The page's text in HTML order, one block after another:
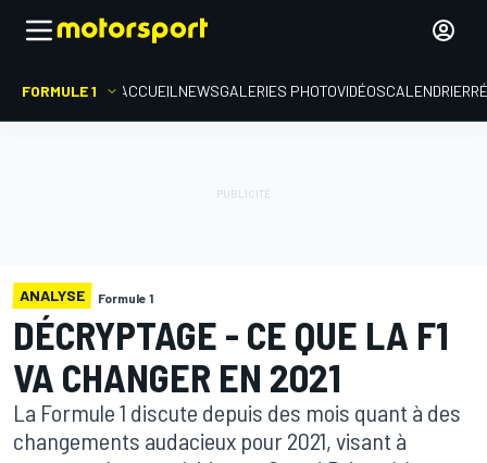
FORMULE 1 ACCUEIL NEWSGALERIES PHOTOVIDÉOSCALENDRIER
ANALYSE Formule 1
DÉCRYPTAGE - CE QUE LA F1
VA CHANGER EN 2021
La Formule 1 discute depuis des mois quant à des
changements audacieux pour 2021, visant à